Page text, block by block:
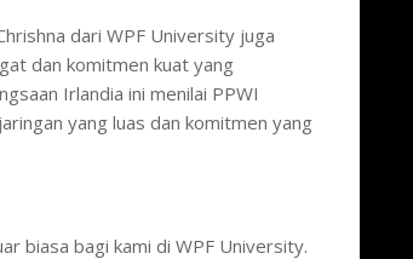
dari WPF University juga
dan komitmen kuat yang
Irlandia ini menilai PPWI
yang luas dan komitmen yang
biasa bagi kami di WPF University.